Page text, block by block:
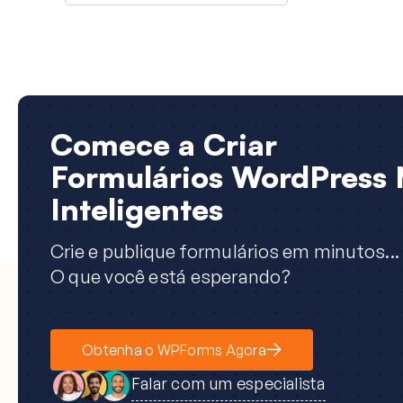
Comece a Criar
Formulários WordPress
Inteligentes
Crie e publique formulários em minutos...
O que você está esperando?
Obtenha o WPForms Agora
Falar com um especialista